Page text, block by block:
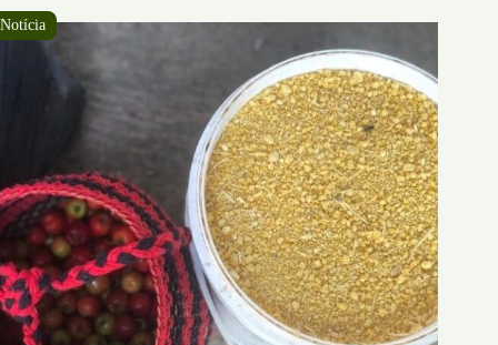
Brasil
abre
programação
e
de
olho
no
futuro